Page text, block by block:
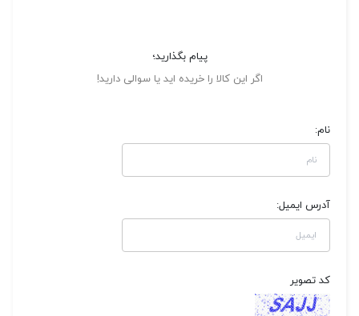
پیام بگذارید؛
اگر این کالا را خریده اید یا سوالی دارید!
نام:
آدرس ایمیل:
کد تصویر